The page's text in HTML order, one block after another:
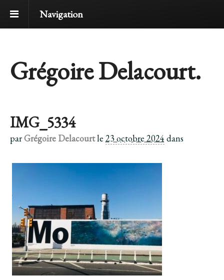
Navigation
Grégoire Delacourt.
IMG_5334
parGrégoire Delacourtle 23 octobre 2024 dans